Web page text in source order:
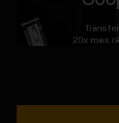
20x mais